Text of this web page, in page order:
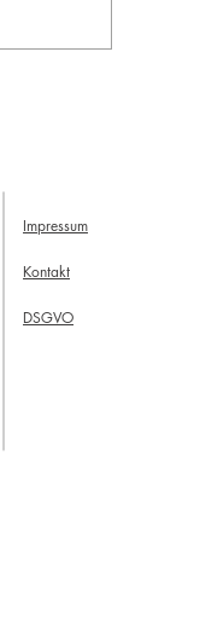
Impressum
Kontakt
DSGVO